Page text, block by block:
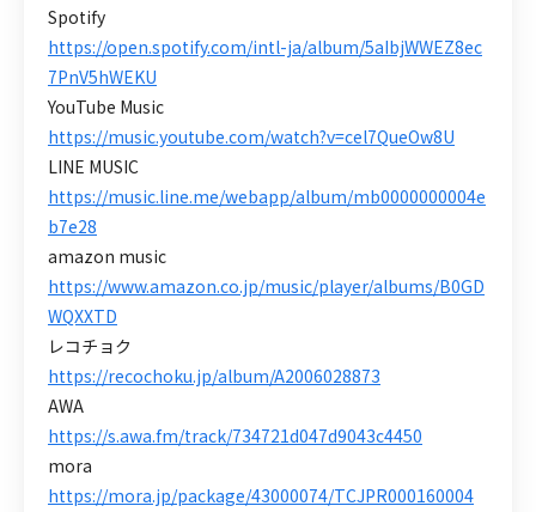
Spotify
https://open.spotify.com/intl-ja/album/5aIbjWWEZ8ec
7PnV5hWEKU
YouTube Music
https://music.youtube.com/watch?v=cel7QueOw8U
LINE MUSIC
https://music.line.me/webapp/album/mb0000000004e
b7e28
amazon music
https://www.amazon.co.jp/music/player/albums/B0GD
WQXXTD
レコチョク
https://recochoku.jp/album/A2006028873
AWA
https://s.awa.fm/track/734721d047d9043c4450
mora
https://mora.jp/package/43000074/TCJPR000160004